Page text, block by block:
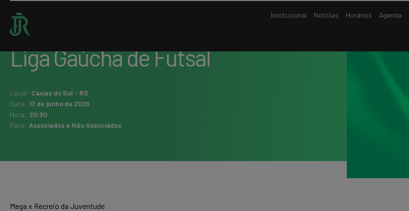
Institucional Notícias Horários Agenda
Home : Agenda
Liga Gaúcha de Futsal
Local: Caxias do Sul - RS
Data: 17 de junho de 2026
Hora: 20:30
Para: Associados e Não Associados
Mega x Recreio da Juventude